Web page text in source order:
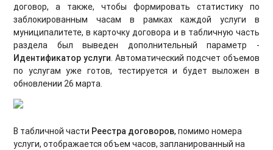
договор, а также, чтобы формировать статистику по
заблокированным часам в рамках каждой услуги в
муниципалитете, в карточку договора и в табличную часть
раздела был выведен дополнительный параметр -
Идентификатор услуги. Автоматический подсчет объемов
по услугам уже готов, тестируется и будет выложен в
обновлении 26 марта.
В табличной части Реестра договоров, помимо номера
услуги, отображается объем часов, запланированный на